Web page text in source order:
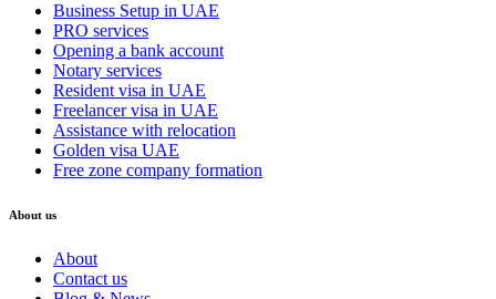
Business Setup in UAE
PRO services
Opening a bank account
Notary services
Resident visa in UAE
Freelancer visa in UAE
Assistance with relocation
Golden visa UAE
Free zone company formation
About us
About
Contact us